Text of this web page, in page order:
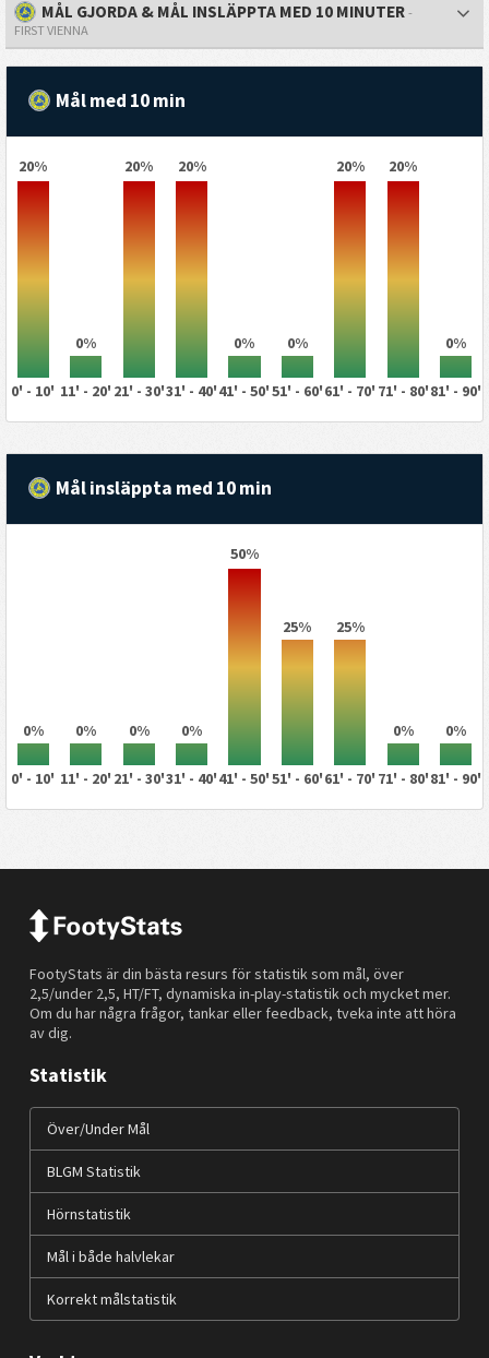
MÅL GJORDA & MÅL INSLÄPPTA MED 10 MINUTER -
FIRST VIENNA
Mål med 10 min
20%
0%
20% 20%
0% 0%
20% 20%
0%
0' - 10' 11' - 20' 21' - 30'31' - 40'41' - 50'51' - 60'61' - 70' 71' - 80'81' - 90'
Mål insläppta med 10 min
0% 0% 0% 0%
50%
25% 25%
0% 0%
0' - 10' 11' - 20' 21' - 30'31' - 40'41' - 50'51' - 60'61' - 70' 71' - 80'81' - 90'
FootyStats är din bästa resurs för statistik som mål, över
2,5/under 2,5, HT/FT, dynamiska in-play-statistik och mycket mer.
Om du har några frågor, tankar eller feedback, tveka inte att höra
av dig.
Statistik
Över/Under Mål
BLGM Statistik
Hörnstatistik
Mål i både halvlekar
Korrekt målstatistik